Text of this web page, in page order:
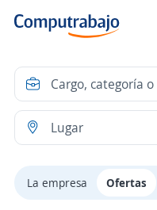
La empresa Ofertas